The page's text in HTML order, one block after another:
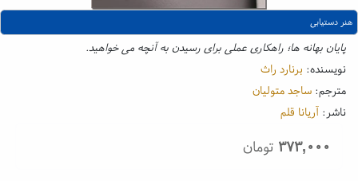
هنر دستیابی
پایان بهانه ها؛ راهکاری عملی برای رسیدن به آنچه می خواهید.
نویسنده: برنارد راث
مترجم: ساجد متولیان
ناشر: آریانا قلم
۳۷۳,۰۰۰ تومان